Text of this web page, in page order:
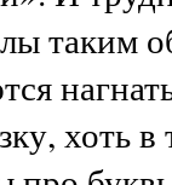
таким
хоть